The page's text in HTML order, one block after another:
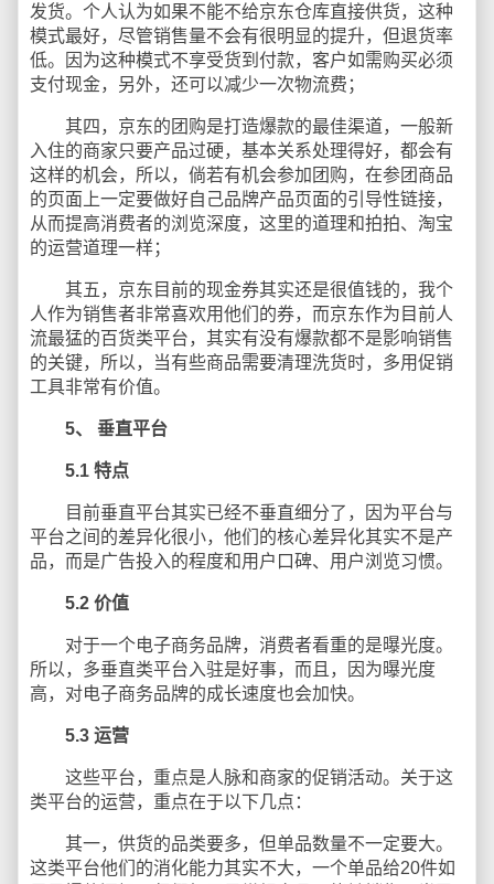
发货。个人认为如果不能不给京东仓库直接供货，这种
模式最好，尽管销售量不会有很明显的提升，但退货率
低。因为这种模式不享受货到付款，客户如需购买必须
支付现金，另外，还可以减少一次物流费；
其四，京东的团购是打造爆款的最佳渠道，一般新
入住的商家只要产品过硬，基本关系处理得好，都会有
这样的机会，所以，倘若有机会参加团购，在参团商品
的页面上一定要做好自己品牌产品页面的引导性链接，
从而提高消费者的浏览深度，这里的道理和拍拍、淘宝
的运营道理一样；
其五，京东目前的现金券其实还是很值钱的，我个
人作为销售者非常喜欢用他们的券，而京东作为目前人
流最猛的百货类平台，其实有没有爆款都不是影响销售
的关键，所以，当有些商品需要清理洗货时，多用促销
工具非常有价值。
5、 垂直平台
5.1 特点
目前垂直平台其实已经不垂直细分了，因为平台与
平台之间的差异化很小，他们的核心差异化其实不是产
品，而是广告投入的程度和用户口碑、用户浏览习惯。
5.2 价值
对于一个电子商务品牌，消费者看重的是曝光度。
所以，多垂直类平台入驻是好事，而且，因为曝光度
高，对电子商务品牌的成长速度也会加快。
5.3 运营
这些平台，重点是人脉和商家的促销活动。关于这
类平台的运营，重点在于以下几点：
其一，供货的品类要多，但单品数量不一定要大。
这类平台他们的消化能力其实不大，一个单品给20件如